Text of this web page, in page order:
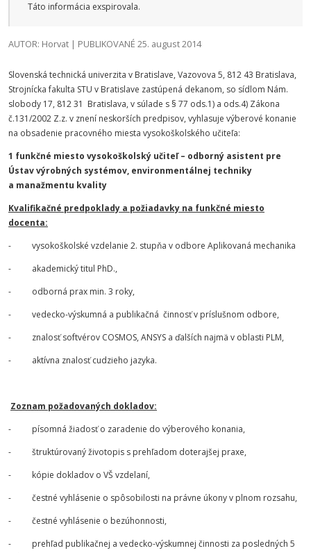
Táto informácia exspirovala.
AUTOR: Horvat | PUBLIKOVANÉ 25. august 2014
Slovenská technická univerzita v Bratislave, Vazovova 5, 812 43 Bratislava,
Strojnícka fakulta STU v Bratislave zastúpená dekanom, so sídlom Nám.
slobody 17, 812 31 Bratislava, v súlade s § 77 ods.1) a ods.4) Zákona
č.131/2002 Z.z. v znení neskorších predpisov, vyhlasuje výberové konanie
na obsadenie pracovného miesta vysokoškolského učiteľa:
1 funkčné miesto vysokoškolský učiteľ – odborný asistent pre
Ústav výrobných systémov, environmentálnej techniky
a manažmentu kvality
Kvalifikačné predpoklady a požiadavky na funkčné miesto
docenta:
- vysokoškolské vzdelanie 2. stupňa v odbore Aplikovaná mechanika
- akademický titul PhD.,
- odborná prax min. 3 roky,
- vedecko-výskumná a publikačná činnosť v príslušnom odbore,
- znalosť softvérov COSMOS, ANSYS a ďalších najmä v oblasti PLM,
- aktívna znalosť cudzieho jazyka.
Zoznam požadovaných dokladov:
- písomná žiadosť o zaradenie do výberového konania,
- štruktúrovaný životopis s prehľadom doterajšej praxe,
- kópie dokladov o VŠ vzdelaní,
- čestné vyhlásenie o spôsobilosti na právne úkony v plnom rozsahu,
- čestné vyhlásenie o bezúhonnosti,
- prehľad publikačnej a vedecko-výskumnej činnosti za posledných 5